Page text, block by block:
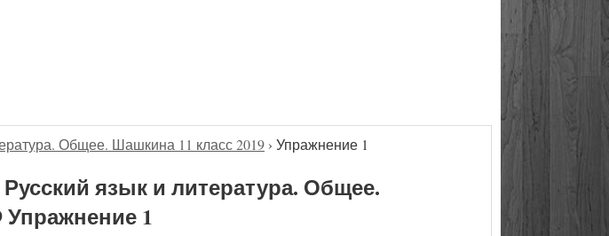
Общее. Шашкина 11 класс 2019 › Упражнение 1
язык и литература. Общее.
Упражнение 1